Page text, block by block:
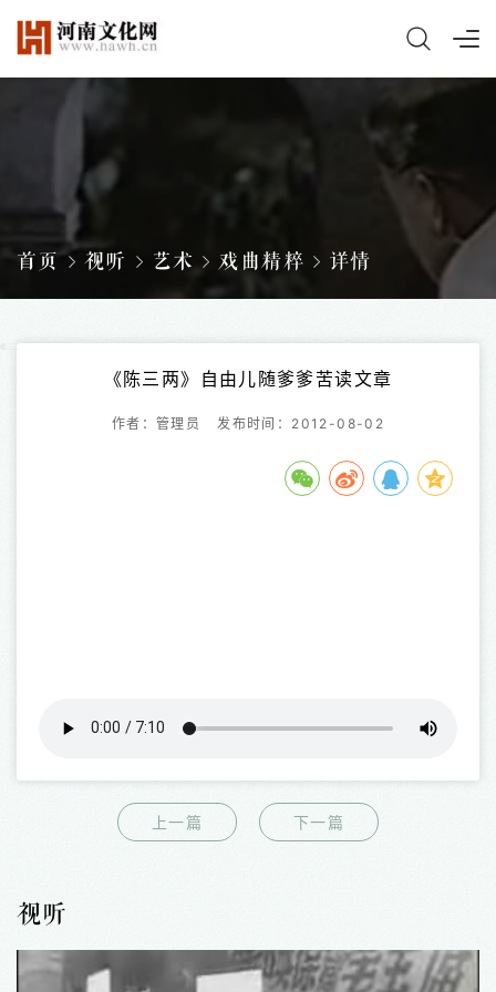
首页 视听 艺术 戏曲精粹 详情
《陈三两》自由儿随爹爹苦读文章
作者：管理员 发布时间：2012-08-02
上一篇 下一篇
视听